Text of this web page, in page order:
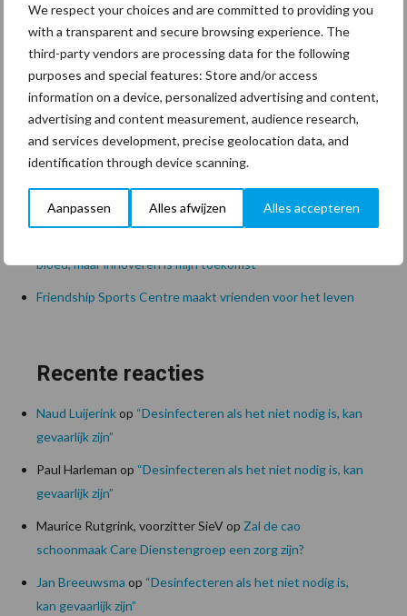
We respect your choices and are committed to providing you
with a transparent and secure browsing experience. The
third-party vendors are processing data for the following
purposes and special features: Store and/or access
information on a device, personalized advertising and content,
advertising and content measurement, audience research,
and services development, precise geolocation data, and
identification through device scanning.
Aanpassen Alles afwijzen Alles accepteren
Recente berichten
Van onze partner Innovi
Beetle veegrobot: jouw slimme hulp op de werkvloer
Van onze partner The Legal Company
Bescherming van persoonsgegevens: grip op de risico’s
maren
bloed, maar innoveren is mijn toekomst”
Friendship Sports Centre maakt vrienden voor het leven
Recente reacties
Naud Luijerinkop “Desinfecteren als het niet nodig is, kan
gevaarlijk zijn”
Paul Harleman op “Desinfecteren als het niet nodig is, kan
gevaarlijk zijn”
Maurice Rutgrink, voorzitter SieVop Zal de cao
schoonmaak Care Dienstengroep een zorg zijn?
Jan Breeuwsma op “Desinfecteren als het niet nodig is,
kan gevaarlijk zijn”